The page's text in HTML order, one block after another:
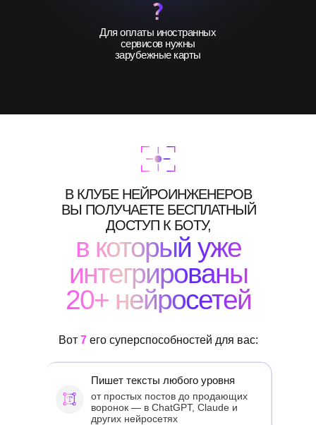
Для оплаты иностранных
сервисов нужны
зарубежные карты
В КЛУБЕ НЕЙРОИНЖЕНЕРОВ
ВЫ ПОЛУЧАЕТЕ БЕСПЛАТНЫЙ
ДОСТУП К БОТУ,
в который уже
интегрированы
20+ нейросетей
Вот 7его суперспособностей для вас:
Пишет тексты любого уровня
от простых постов до продающих
воронок — в ChatGPT, Claude и
других нейросетях